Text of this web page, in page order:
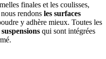
finales et les coulisses,
rendons les surfaces
y adhère mieux. Toutes les
qui sont intégrées